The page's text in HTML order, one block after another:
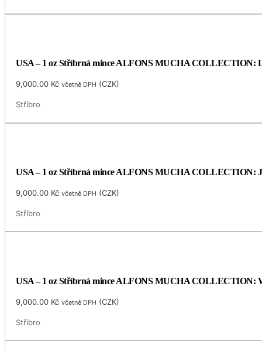
USA – 1 oz Stříbrná mince ALFONS MUCHA COLLECTION:
9,000.00 Kč včetně DPH (CZK)
Stříbro
USA – 1 oz Stříbrná mince ALFONS MUCHA COLLECTION:
9,000.00 Kč včetně DPH (CZK)
Stříbro
USA – 1 oz Stříbrná mince ALFONS MUCHA COLLECTION:
9,000.00 Kč včetně DPH (CZK)
Stříbro